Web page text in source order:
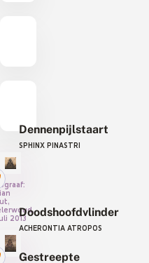
Dennenpijlstaart
SPHINX PINASTRI
2013Doodshoofdvlinder
ACHERONTIA ATROPOS
Gestreepte